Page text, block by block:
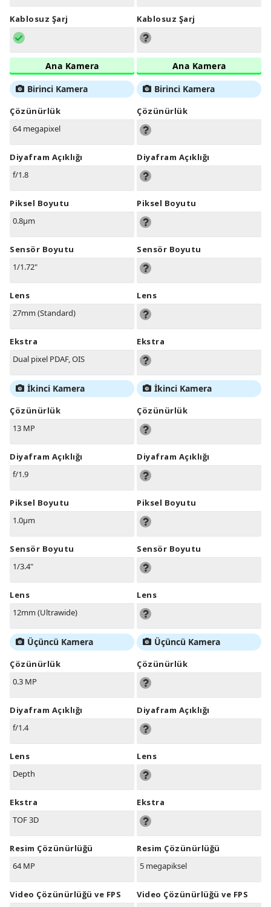
Kablosuz Şarj
Ana Kamera
Birinci Kamera
Çözünürlük
64 megapixel
Diyafram Açıklığı
f/1.8
Piksel Boyutu
0.8µm
Sensör Boyutu
1/1.72"
Lens
27mm (Standard)
Ekstra
Dual pixel PDAF, OIS
İkinci Kamera
Çözünürlük
13 MP
Diyafram Açıklığı
f/1.9
Piksel Boyutu
1.0µm
Sensör Boyutu
1/3.4"
Lens
12mm (Ultrawide)
Üçüncü Kamera
Çözünürlük
0.3 MP
Diyafram Açıklığı
f/1.4
Lens
Depth
Ekstra
TOF 3D
Resim Çözünürlüğü
64 MP
Video Çözünürlüğü ve FPS
Kablosuz Şarj
Ana Kamera
Birinci Kamera
Çözünürlük
Diyafram Açıklığı
Piksel Boyutu
Sensör Boyutu
Lens
Ekstra
İkinci Kamera
Çözünürlük
Diyafram Açıklığı
Piksel Boyutu
Sensör Boyutu
Lens
Üçüncü Kamera
Çözünürlük
Diyafram Açıklığı
Lens
Ekstra
Resim Çözünürlüğü
5 megapiksel
Video Çözünürlüğü ve FPS